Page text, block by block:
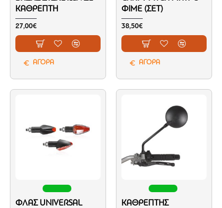
ΚΑΘΡΈΠΤΗ
27,00€
ΑΓΟΡΑ
ΦΙΜΕ (ΣΕΤ)
38,50€
ΑΓΟΡΑ
ΦΛΑΣ UNIVERSAL
ΚΑΘΡΈΠΤΗΣ